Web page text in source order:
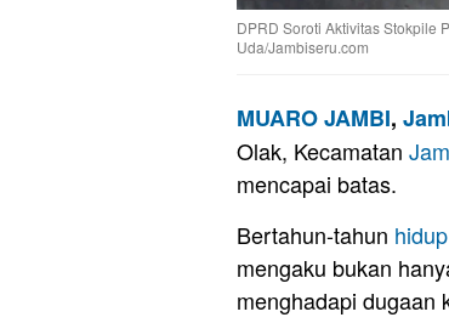
DPRD Soroti Aktivitas Stokpile
Uda/Jambiseru.com
MUARO JAMBI,
Olak, Kecamatan
mencapai batas.
Bertahun-tahun hidup
mengaku bukan
menghadapi dugaan